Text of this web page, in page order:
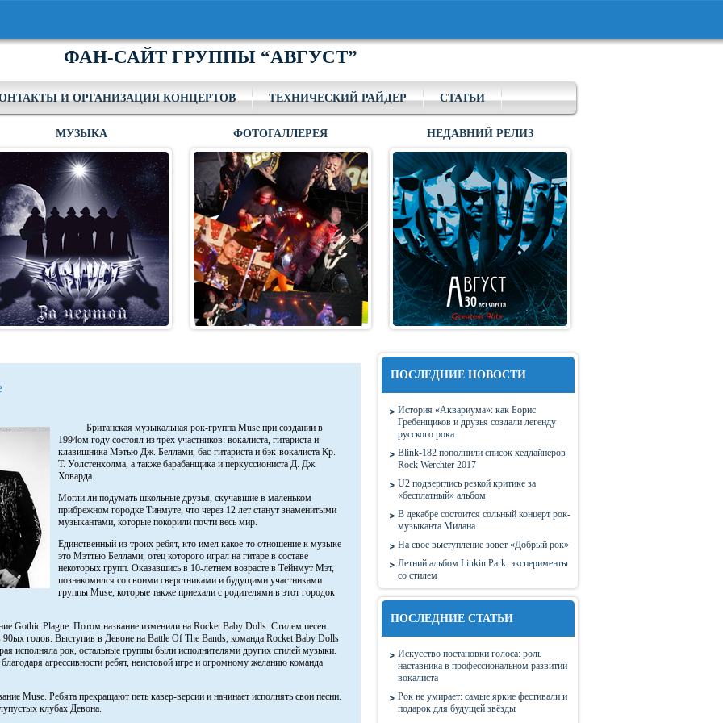
ФАН-САЙТ ГРУППЫ “АВГУСТ”
И ОРГАНИЗАЦИЯ КОНЦЕРТОВ ТЕХНИЧЕСКИЙ РАЙДЕР СТАТЬИ
МУЗЫКА ФОТОГАЛЛЕРЕЯ НЕДАВНИЙ РЕЛИЗ
Британская музыкальная рок-группа Muse при создании в
1994ом году состоял из трёх участников: вокалиста, гитариста и
клавишника Мэтью Дж. Беллами, бас-гитариста и бэк-вокалиста Кр.
Т. Уолстенхолма, а также барабанщика и перкуссиониста Д. Дж.
Ховарда.
Могли ли подумать школьные друзья, скучавшие в маленьком
прибрежном городке Тинмуте, что через 12 лет станут знаменитыми
музыкантами, которые покорили почти весь мир.
Единственный из троих ребят, кто имел какое-то отношение к музыке
это Мэттью Беллами, отец которого играл на гитаре в составе
некоторых групп. Оказавшись в 10-летнем возрасте в Тейнмут Мэт,
познакомился со своими сверстниками и будущими участниками
группы Muse, которые также приехали с родителями в этот городок
Gothic Plague. Потом название изменили на Rocket Baby Dolls. Стилем песен
годов. Выступив в Девоне на Battle Of The Bands, команда Rocket Baby Dolls
исполняла рок, остальные группы были исполнителями других стилей музыки.
агрессивности ребят, неистовой игре и огромному желанию команда
Muse. Ребята прекращают петь кавер-версии и начинает исполнять свои песни.
клубах Девона.
ПОСЛЕДНИЕ НОВОСТИ
История «Аквариума»: как Борис
Гребенщиков и друзья создали легенду
русского рока
Blink-182 пополнили список хедлайнеров
Rock Werchter 2017
U2 подверглись резкой критике за
«бесплатный» альбом
В декабре состоится сольный концерт рок-
музыканта Милана
На свое выступление зовет «Добрый рок»
Летний альбом Linkin Park: эксперименты
со стилем
ПОСЛЕДНИЕ СТАТЬИ
Искусство постановки голоса: роль
наставника в профессиональном развитии
вокалиста
Рок не умирает: самые яркие фестивали и
подарок для будущей звёзды